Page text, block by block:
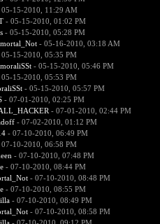
15-2010, 11:29 AM
- 05-15-2010, 01:02 PM
- 05-15-2010, 05:28 PM
- 05-16-2010, 03:18 AM
15-2010, 05:35 PM
- 05-15-2010, 05:46 PM
15-2010, 05:53 PM
- 05-15-2010, 05:57 PM
- 07-01-2010, 02:25 PM
- 07-01-2010, 02:44 PM
- 07-02-2010, 01:12 PM
- 07-10-2010, 06:49 PM
10-2010, 06:58 PM
- 07-10-2010, 07:48 PM
- 07-10-2010, 08:44 PM
- 07-10-2010, 08:48 PM
- 07-10-2010, 08:55 PM
- 07-10-2010, 08:49 PM
- 07-10-2010, 08:58 PM